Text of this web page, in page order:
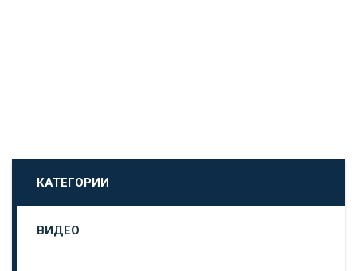
КАТЕГОРИИ
ВИДЕО